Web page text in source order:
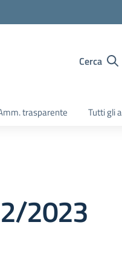
Cerca
trasparente Tutti gli
2023